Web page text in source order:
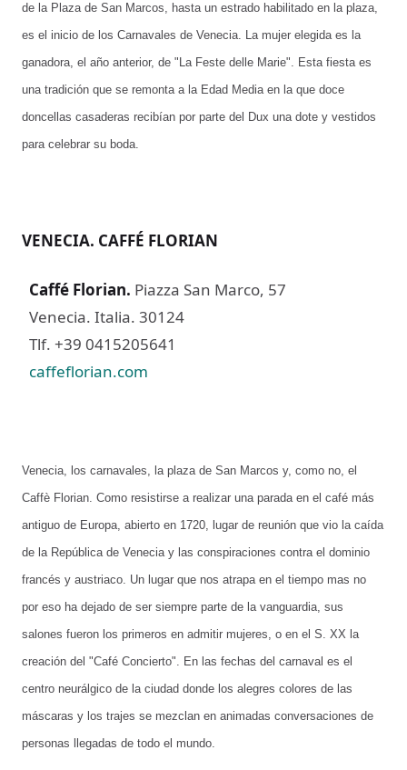
de la Plaza de San Marcos, hasta un estrado habilitado en la plaza,
es el inicio de los Carnavales de Venecia. La mujer elegida es la
ganadora, el año anterior, de "La Feste delle Marie". Esta fiesta es
una tradición que se remonta a la Edad Media en la que doce
doncellas casaderas recibían por parte del Dux una dote y vestidos
para celebrar su boda.
VENECIA. CAFFÉ FLORIAN
Caffé Florian. Piazza San Marco, 57
Venecia. Italia. 30124
Tlf. +39 0415205641
caffeflorian.com
Venecia, los carnavales, la plaza de San Marcos y, como no, el
Caffè Florian. Como resistirse a realizar una parada en el café más
antiguo de Europa, abierto en 1720, lugar de reunión que vio la caída
de la República de Venecia y las conspiraciones contra el dominio
francés y austriaco. Un lugar que nos atrapa en el tiempo mas no
por eso ha dejado de ser siempre parte de la vanguardia, sus
salones fueron los primeros en admitir mujeres, o en el S. XX la
creación del "Café Concierto". En las fechas del carnaval es el
centro neurálgico de la ciudad donde los alegres colores de las
máscaras y los trajes se mezclan en animadas conversaciones de
personas llegadas de todo el mundo.